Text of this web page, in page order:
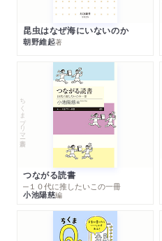
昆虫はなぜ海にいないのか
朝野維起著
ちくまプリマー新書
つながる読書
─１０代に推したいこの一冊
小池陽慈編